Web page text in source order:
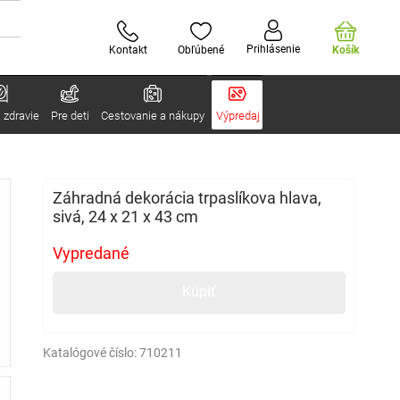
Kontakt Obľúbené Prihlásenie Košík
zdravie Pre deti Cestovanie a nákupy Výpredaj
Záhradná dekorácia trpaslíkova hlava,
sivá, 24 x 21 x 43 cm
Vypredané
Katalógové číslo:710211